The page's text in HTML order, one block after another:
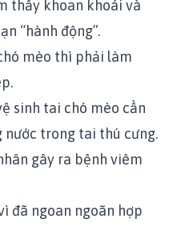
thấy khoan khoái và
“hành động”.
mèo thì phải làm
sinh tai chó mèo cần
nước trong tai thú cưng.
gây ra bệnh viêm
đã ngoan ngoãn hợp